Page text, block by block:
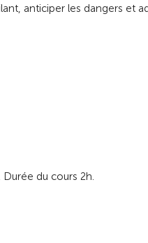
anticiper les dangers et
du cours 2h.